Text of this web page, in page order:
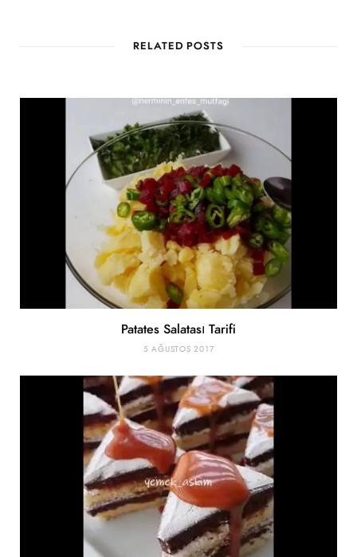
RELATED POSTS
Patates Salatası Tarifi
5 AĞUSTOS 2017